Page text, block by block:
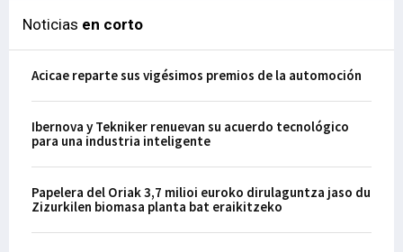
Noticias en corto
Acicae reparte sus vigésimos premios de la automoción
Ibernova y Tekniker renuevan su acuerdo tecnológico
para una industria inteligente
Papelera del Oriak 3,7 milioi euroko dirulaguntza jaso du
Zizurkilen biomasa planta bat eraikitzeko